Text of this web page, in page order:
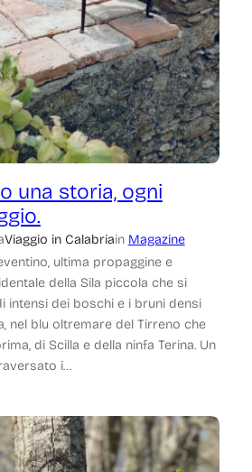
una storia, ogni
Viaggio in Calabriain Magazine
ultima propaggine e
della Sila piccola che si
intensi dei boschi e i bruni densi
nel blu oltremare del Tirreno che
di Scilla e della ninfa Terina. Un
i…